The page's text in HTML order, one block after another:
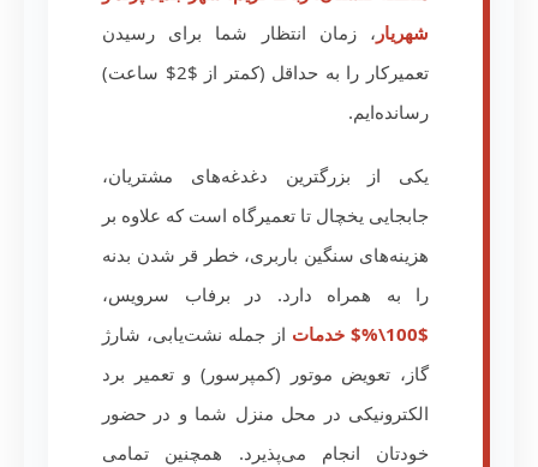
شهریار ، زمان انتظار شما برای رسیدن
تعمیرکار را به حداقل (کمتر از $2$ ساعت)
رسانده‌ایم.
یکی از بزرگترین دغدغه‌های مشتریان،
جابجایی یخچال تا تعمیرگاه است که علاوه بر
هزینه‌های سنگین باربری، خطر قر شدن بدنه
را به همراه دارد. در برفاب سرویس،
$100\%$ خدمات
از جمله نشت‌یابی، شارژ
گاز، تعویض موتور (کمپرسور) و تعمیر برد
الکترونیکی در محل منزل شما و در حضور
خودتان انجام می‌پذیرد. همچنین تمامی